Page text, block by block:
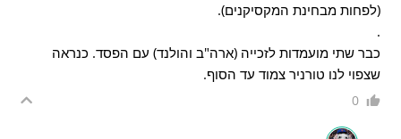
(לפחות מבחינת המקסיקנים).
.
כבר שתי מועמדות לזכייה (ארה"ב והולנד) עם הפסד. כנראה
שצפוי לנו טורניר צמוד עד הסוף.
0